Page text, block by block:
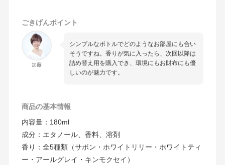
ごきげんポイント
加藤
シンプルなボトルでどのようなお部屋にも合い
そうですね。香りが気に入ったら、次回以降は
詰め替え用を購入でき、環境にもお財布にも優
しいのが魅力です。
商品の基本情報
内容量：180ml
成分：エタノール、香料、溶剤
香り：全5種類（サボン・ホワイトリリー・ホワイトティ
ー・アールグレイ・キンモクセイ）